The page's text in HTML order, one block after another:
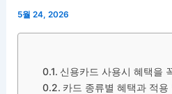
5월 24, 2026
신용카드 사용시 혜택을
카드 종류별 혜택과 적용